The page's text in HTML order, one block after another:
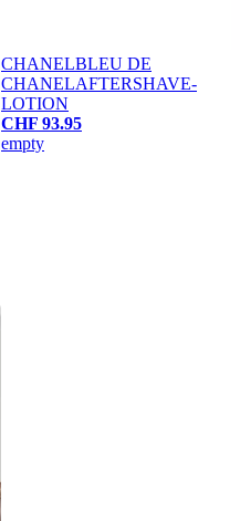
CHANELBLEU DE
CHANELAFTERSHAVE-
LOTION
CHF 93.95
empty